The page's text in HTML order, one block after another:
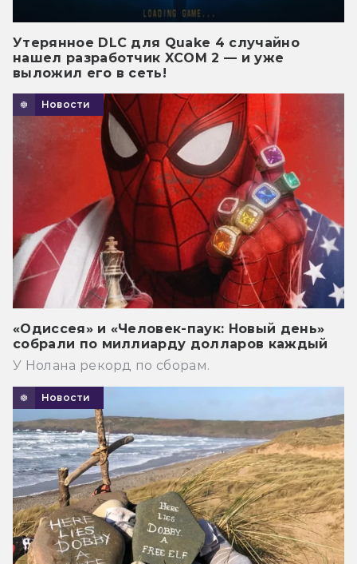
Утерянное DLC для Quake 4 случайно
нашел разработчик XCOM 2 — и уже
выложил его в сеть!
Новости
«Одиссея» и «Человек-паук: Новый день»
собрали по миллиарду долларов каждый
У Нолана рекорд по сборам.
Новости